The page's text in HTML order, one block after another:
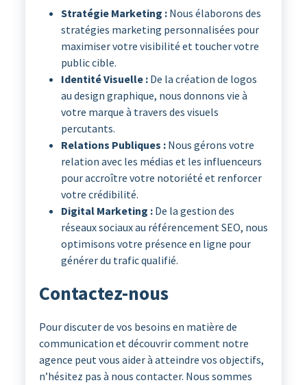
Stratégie Marketing :Nous élaborons des
stratégies marketing personnalisées pour
maximiser votre visibilité et toucher votre
public cible.
Identité Visuelle :De la création de logos
au design graphique, nous donnons vie à
votre marque à travers des visuels
percutants.
Relations Publiques :Nous gérons votre
relation avec les médias et les influenceurs
pour accroître votre notoriété et renforcer
votre crédibilité.
Digital Marketing :De la gestion des
réseaux sociaux au référencement SEO, nous
optimisons votre présence en ligne pour
générer du trafic qualifié.
Contactez-nous
Pour discuter de vos besoins en matière de
communication et découvrir comment notre
agence peut vous aider à atteindre vos objectifs,
n’hésitez pas à nous contacter. Nous sommes